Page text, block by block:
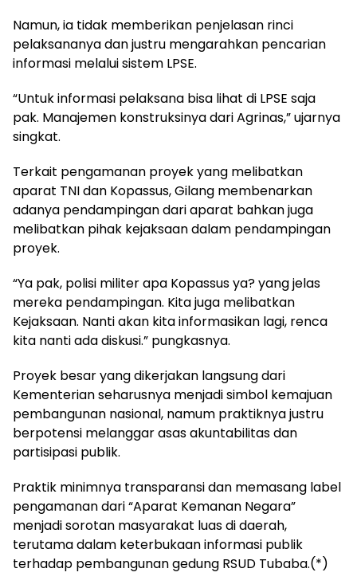
Namun, ia tidak memberikan penjelasan rinci
pelaksananya dan justru mengarahkan pencarian
informasi melalui sistem LPSE.
“Untuk informasi pelaksana bisa lihat di LPSE saja
pak. Manajemen konstruksinya dari Agrinas,” ujarnya
singkat.
Terkait pengamanan proyek yang melibatkan
aparat TNI dan Kopassus, Gilang membenarkan
adanya pendampingan dari aparat bahkan juga
melibatkan pihak kejaksaan dalam pendampingan
proyek.
“Ya pak, polisi militer apa Kopassus ya? yang jelas
mereka pendampingan. Kita juga melibatkan
Kejaksaan. Nanti akan kita informasikan lagi, renca
kita nanti ada diskusi.” pungkasnya.
Proyek besar yang dikerjakan langsung dari
Kementerian seharusnya menjadi simbol kemajuan
pembangunan nasional, namum praktiknya justru
berpotensi melanggar asas akuntabilitas dan
partisipasi publik.
Praktik minimnya transparansi dan memasang label
pengamanan dari “Aparat Kemanan Negara”
menjadi sorotan masyarakat luas di daerah,
terutama dalam keterbukaan informasi publik
terhadap pembangunan gedung RSUD Tubaba.(*)